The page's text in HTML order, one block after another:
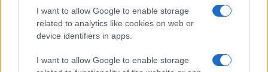
I want to allow Google to enable storage
related to analytics like cookies on web or
device identifiers in apps.
I want to allow Google to enable storage
Scopri le Olimpiadi Milano Cortina: Sport, Cultura e
Innovazione per un Futuro Sostenibile
pratiche e prezzi chiari